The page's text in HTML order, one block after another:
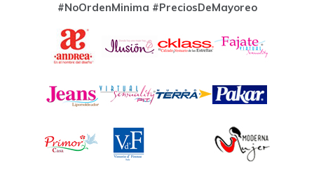
#NoOrdenMinima #PreciosDeMayoreo